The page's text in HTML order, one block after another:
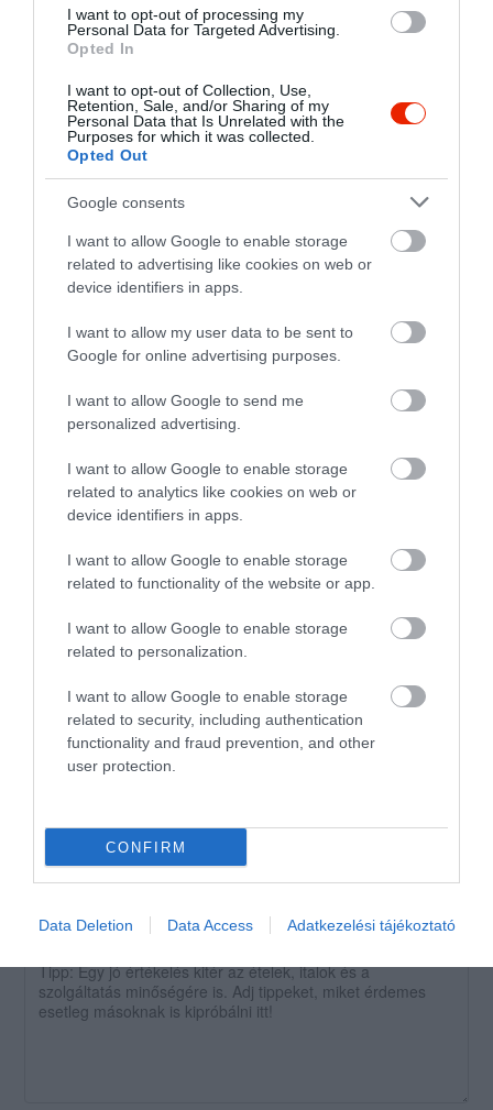
I want to opt-out of processing my
Personal Data for Targeted Advertising.
Opted In
I want to opt-out of Collection, Use,
Retention, Sale, and/or Sharing of my
Personal Data that Is Unrelated with the
Purposes for which it was collected.
Opted Out
Google consents
I want to allow Google to enable storage
related to advertising like cookies on web or
device identifiers in apps.
I want to allow my user data to be sent to
Google for online advertising purposes.
I want to allow Google to send me
personalized advertising.
I want to allow Google to enable storage
related to analytics like cookies on web or
device identifiers in apps.
I want to allow Google to enable storage
related to functionality of the website or app.
I want to allow Google to enable storage
related to personalization.
I want to allow Google to enable storage
related to security, including authentication
functionality and fraud prevention, and other
user protection.
CONFIRM
Data Deletion Data Access Adatkezelési tájékoztató
5.0
Összesen 1
5 1
4 0
2 0
1 0
to...@gmail.com
2013. Augusztus 5.
Párommal nagyon szeretjük
ezt a cukrászdát. Itt
ízű kardinálisokkal, nagyon
finom a karamellás, az lett a
kedvencem. Az árak
átlagosak, a kiszolgálás is jó,
átgondoljuk, hogy mit is
szeretnénk venni. A sütemény-
és tortaválaszték széleskörű.
A helynek nincs külön
hangulata, amolyan beülök-
hazamegyek, de ez nem is
baj. Már kapható jégkása is, a
Külön öröm ebben a hatalmas
melegben, hogy
légkondicionált a hely.
Értékeld Te is!